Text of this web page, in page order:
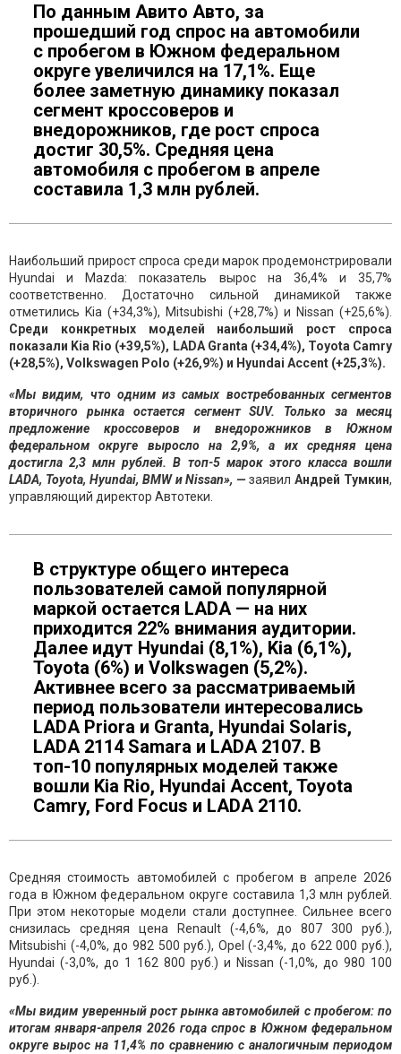
По данным Авито Авто, за
прошедший год спрос на автомобили
с пробегом в Южном федеральном
округе увеличился на 17,1%. Еще
более заметную динамику показал
сегмент кроссоверов и
внедорожников, где рост спроса
достиг 30,5%. Средняя цена
автомобиля с пробегом в апреле
составила 1,3 млн рублей.
Наибольший прирост спроса среди марок продемонстрировали
Hyundai и Mazda: показатель вырос на 36,4% и 35,7%
соответственно. Достаточно сильной динамикой также
отметились Kia (+34,3%), Mitsubishi (+28,7%) и Nissan (+25,6%).
Среди конкретных моделей наибольший рост спроса
показали Kia Rio (+39,5%), LADA Granta (+34,4%), Toyota Camry
(+28,5%), Volkswagen Polo (+26,9%) и Hyundai Accent (+25,3%).
«Мы видим, что одним из самых востребованных сегментов
вторичного рынка остается сегмент SUV. Только за месяц
предложение кроссоверов и внедорожников в Южном
федеральном округе выросло на 2,9%, а их средняя цена
достигла 2,3 млн рублей. В топ-5 марок этого класса вошли
LADA, Toyota, Hyundai, BMW и Nissan», —заявилАндрей Тумкин,
управляющий директор Автотеки.
В структуре общего интереса
пользователей самой популярной
маркой остается LADA — на них
приходится 22% внимания аудитории.
Далее идут Hyundai (8,1%), Kia (6,1%),
Toyota (6%) и Volkswagen (5,2%).
Активнее всего за рассматриваемый
период пользователи интересовались
LADA Priora и Granta, Hyundai Solaris,
LADA 2114 Samara и LADA 2107. В
топ-10 популярных моделей также
вошли Kia Rio, Hyundai Accent, Toyota
Camry, Ford Focus и LADA 2110.
Средняя стоимость автомобилей с пробегом в апреле 2026
года в Южном федеральном округе составила 1,3 млн рублей.
При этом некоторые модели стали доступнее. Сильнее всего
снизилась средняя цена Renault (-4,6%, до 807 300 руб.),
Mitsubishi (-4,0%, до 982 500 руб.), Opel (-3,4%, до 622 000 руб.),
Hyundai (-3,0%, до 1 162 800 руб.) и Nissan (-1,0%, до 980 100
руб.).
«Мы видим уверенный рост рынка автомобилей с пробегом: по
итогам января-апреля 2026 года спрос в Южном федеральном
округе вырос на 11,4% по сравнению с аналогичным периодом